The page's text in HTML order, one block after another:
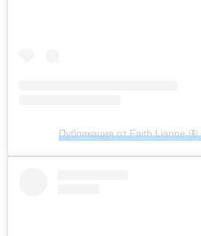
Публикация от Faith Lianne